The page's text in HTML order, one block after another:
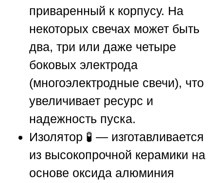
приваренный к корпусу. На
некоторых свечах может быть
два, три или даже четыре
боковых электрода
(многоэлектродные свечи), что
увеличивает ресурс и
надежность пуска.
Изолятор 🧪 — изготавливается
из высокопрочной керамики на
основе оксида алюминия